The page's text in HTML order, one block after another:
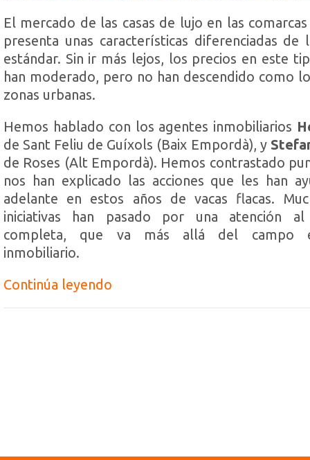
El mercado de las casas de lujo en las
presenta unas características diferenciadas de
estándar. Sin ir más lejos, los precios en este
han moderado, pero no han descendido como
zonas urbanas.
Hemos hablado con los agentes inmobiliarios
de Sant Feliu de Guíxols (Baix Empordà), y
de Roses (Alt Empordà). Hemos contrastado
nos han explicado las acciones que les han
adelante en estos años de vacas flacas.
iniciativas han pasado por una atención
completa, que va más allá del campo
inmobiliario.
Continúa leyendo